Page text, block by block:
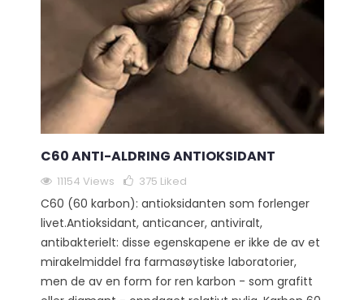
C60 ANTI-ALDRING ANTIOKSIDANT
11154 Views 375 Liked
C60 (60 karbon): antioksidanten som forlenger
livet.Antioksidant, anticancer, antiviralt,
antibakterielt: disse egenskapene er ikke de av et
mirakelmiddel fra farmasøytiske laboratorier,
men de av en form for ren karbon - som grafitt